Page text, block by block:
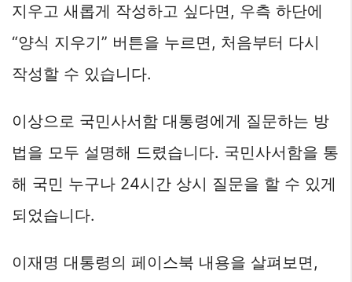
지우고 새롭게 작성하고 싶다면, 우측 하단에
“양식 지우기” 버튼을 누르면, 처음부터 다시
작성할 수 있습니다.
이상으로 국민사서함 대통령에게 질문하는 방
법을 모두 설명해 드렸습니다. 국민사서함을 통
해 국민 누구나 24시간 상시 질문을 할 수 있게
되었습니다.
이재명 대통령의 페이스북 내용을 살펴보면,